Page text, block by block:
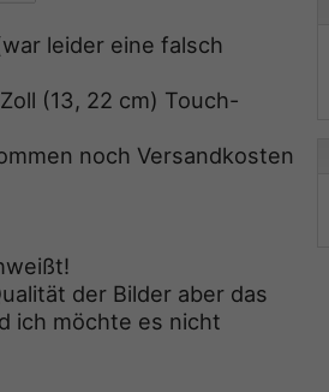
leider eine falsch
(13, 22 cm) Touch-
noch Versandkosten
der Bilder aber das
ich möchte es nicht